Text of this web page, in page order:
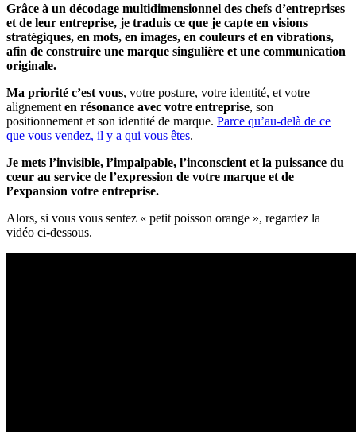
Grâce à un décodage multidimensionnel des chefs d’entreprises
et de leur entreprise, je traduis ce que je capte en visions
stratégiques, en mots, en images, en couleurs et en vibrations,
afin de construire une marque singulière et une communication
originale.
Ma priorité c’est vous, votre posture, votre identité, et votre
alignement en résonance avec votre entreprise, son
positionnement et son identité de marque. Parce qu’au-delà de ce
que vous vendez, il y a qui vous êtes.
Je mets l’invisible, l’impalpable, l’inconscient et la puissance du
cœur au service de l’expression de votre marque et de
l’expansion votre entreprise.
Alors, si vous vous sentez « petit poisson orange », regardez la
vidéo ci-dessous.